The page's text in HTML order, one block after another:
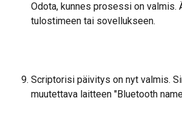
Odota, kunnes prosessi on valmis.
tulostimeen tai sovellukseen.
Scriptorisi päivitys on nyt valmis.
muutettava laitteen "Bluetooth